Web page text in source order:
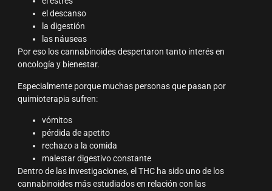
el descanso
la digestión
las náuseas
Por eso los cannabinoides despertaron tanto interés en
oncología y bienestar.
Especialmente porque muchas personas que pasan por
quimioterapia sufren:
vómitos
pérdida de apetito
rechazo a la comida
malestar digestivo constante
Dentro de las investigaciones, el THC ha sido uno de los
cannabinoides más estudiados en relación con las